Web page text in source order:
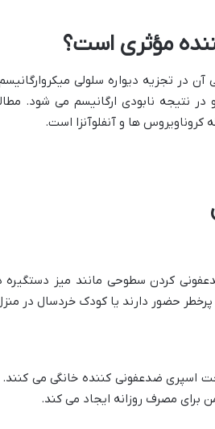
مؤثری است؟
آن در تجزیه دیواره سلولی
کروناویروس ها و آنفلوآنزا است.
کردن سطوحی مانند میز
حضور دارند یا کودک خردسال در
برای مصرف روزانه ایجاد می کند.